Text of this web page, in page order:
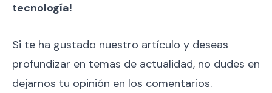
tecnología!
Si te ha gustado nuestro artículo y deseas
profundizar en temas de actualidad, no dudes en
dejarnos tu opinión en los comentarios.